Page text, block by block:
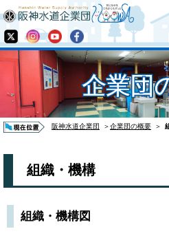
企業団
阪神水道企業団 ＞企業団の概要 ＞
組織・機構
組織・機構図